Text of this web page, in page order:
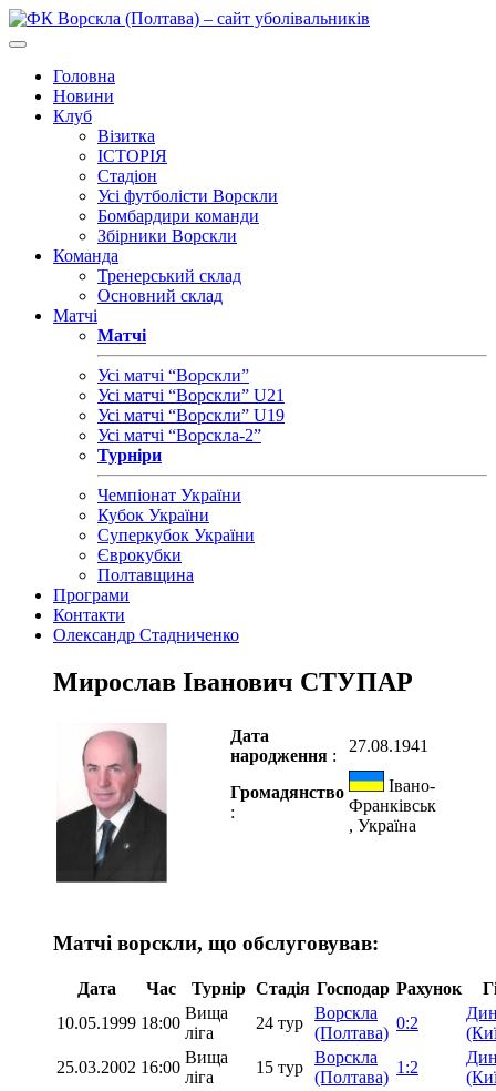
Головна
Новини
Клуб
Візитка
ІСТОРІЯ
Стадіон
Усі футболісти Ворскли
Бомбардири команди
Збірники Ворскли
Команда
Тренерський склад
Основний склад
Матчі
Матчі
Усі матчі “Ворскли”
Усі матчі “Ворскли” U21
Усі матчі “Ворскли” U19
Усі матчі “Ворскла-2”
Турніри
Чемпіонат України
Кубок України
Суперкубок України
Єврокубки
Полтавщина
Програми
Контакти
Олександр Стадниченко
Мирослав Іванович СТУПАР
Дата
народження :
27.08.1941
Громадянство
:
Івано-
Франківськ
, Україна
Матчі ворскли, що обслуговував:
Дата Час Турнір Стадія Господар Рахунок
10.05.1999 18:00
Вища
ліга
24 тур
Ворскла
(Полтава)
0:2
25.03.2002 16:00
Вища
ліга
15 тур
Ворскла
(Полтава)
1:2